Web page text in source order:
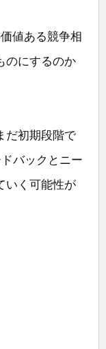
値ある競争相
のにするのか
だ初期段階で
バックとニー
いく可能性が